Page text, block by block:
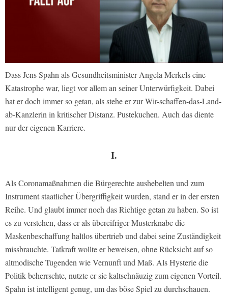
Dass Jens Spahn als Gesundheitsminister Angela Merkels eine
Katastrophe war, liegt vor allem an seiner Unterwürfigkeit. Dabei
hat er doch immer so getan, als stehe er zur Wir-schaffen-das-Land-
ab-Kanzlerin in kritischer Distanz. Pustekuchen. Auch das diente
nur der eigenen Karriere.
I.
Als Coronamaßnahmen die Bürgerechte aushebelten und zum
Instrument staatlicher Übergriffigkeit wurden, stand er in der ersten
Reihe. Und glaubt immer noch das Richtige getan zu haben. So ist
es zu verstehen, dass er als übereifriger Musterknabe die
Maskenbeschaffung haltlos übertrieb und dabei seine Zuständigkeit
missbrauchte. Tatkraft wollte er beweisen, ohne Rücksicht auf so
altmodische Tugenden wie Vernunft und Maß. Als Hysterie die
Politik beherrschte, nutzte er sie kaltschnäuzig zum eigenen Vorteil.
Spahn ist intelligent genug, um das böse Spiel zu durchschauen.